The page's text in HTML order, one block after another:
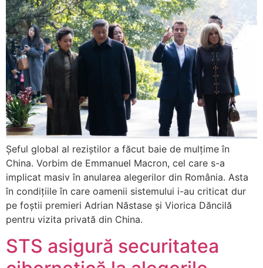
Șeful global al reziștilor a făcut baie de mulțime în
China. Vorbim de Emmanuel Macron, cel care s-a
implicat masiv în anularea alegerilor din România. Asta
în condițiile în care oamenii sistemului i-au criticat dur
pe foștii premieri Adrian Năstase și Viorica Dăncilă
pentru vizita privată din China.
STS asigură securitatea